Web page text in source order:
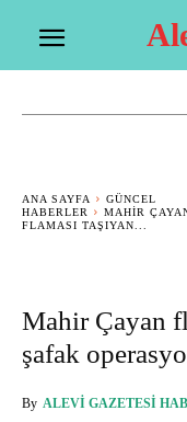
ANA SAYFA
GÜNCEL
HABERLER
MAHIR
FLAMASI TAŞIYAN...
Mahir Çayan
şafak
By ALEVI GAZETESI